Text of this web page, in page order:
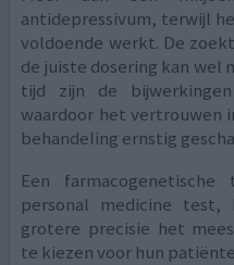
antidepressivum, terwijl
voldoende werkt. De
de juiste dosering kan wel
tijd zijn de
waardoor het vertrouwen
behandeling ernstig
Een
personal medicine
grotere precisie het
te kiezen voor hun